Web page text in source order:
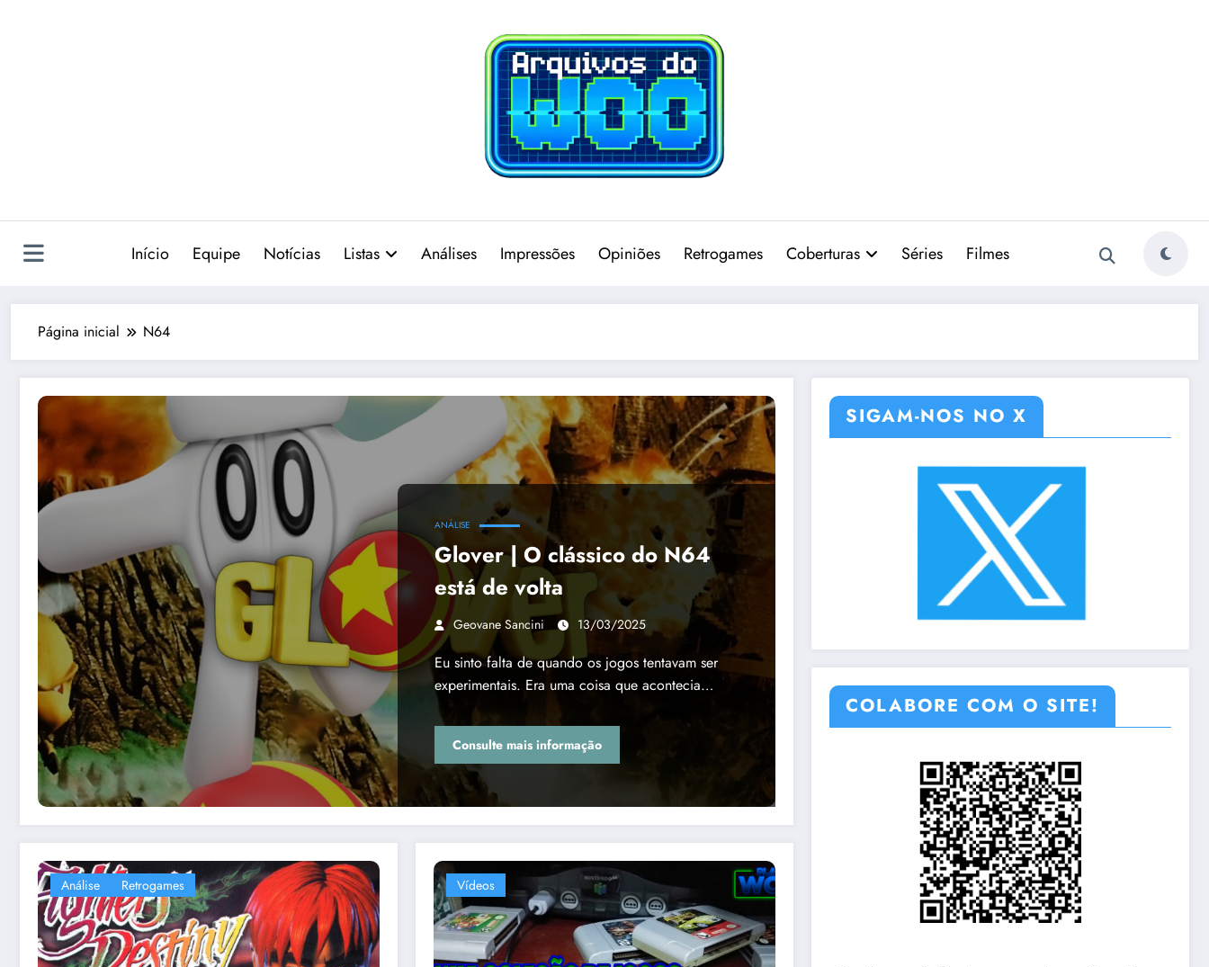
Início Equipe Notícias Listas Análises Impressões Opiniões Retrogames Coberturas Séries Filmes
Página inicial N64
ANÁLISE
Glover | O clássico do N64
está de volta
Geovane Sancini 13/03/2025
Eu sinto falta de quando os jogos tentavam ser
experimentais. Era uma coisa que acontecia…
Consulte mais informação
Análise Retrogames Vídeos
SIGAM-NOS NO X
COLABORE COM O SITE!